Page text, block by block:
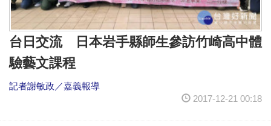
台日交流 日本岩手縣師生參訪竹崎高中體
驗藝文課程
記者謝敏政／嘉義報導
2017-12-21 00:18